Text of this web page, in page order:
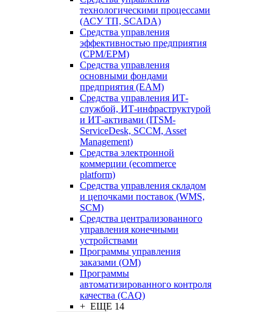
технологическими процессами
(АСУ ТП, SCADA)
Средства управления
эффективностью предприятия
(CPM/EPM)
Средства управления
основными фондами
предприятия (EAM)
Средства управления ИТ-
службой, ИТ-инфраструктурой
и ИТ-активами (ITSM-
ServiceDesk, SCCM, Asset
Management)
Средства электронной
коммерции (ecommerce
platform)
Средства управления складом
и цепочками поставок (WMS,
SCM)
Средства централизованного
управления конечными
устройствами
Программы управления
заказами (OM)
Программы
автоматизированного контроля
качества (CAQ)
+ ЕЩЕ 14